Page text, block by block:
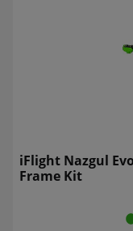
iFlight Nazgul
Frame Kit